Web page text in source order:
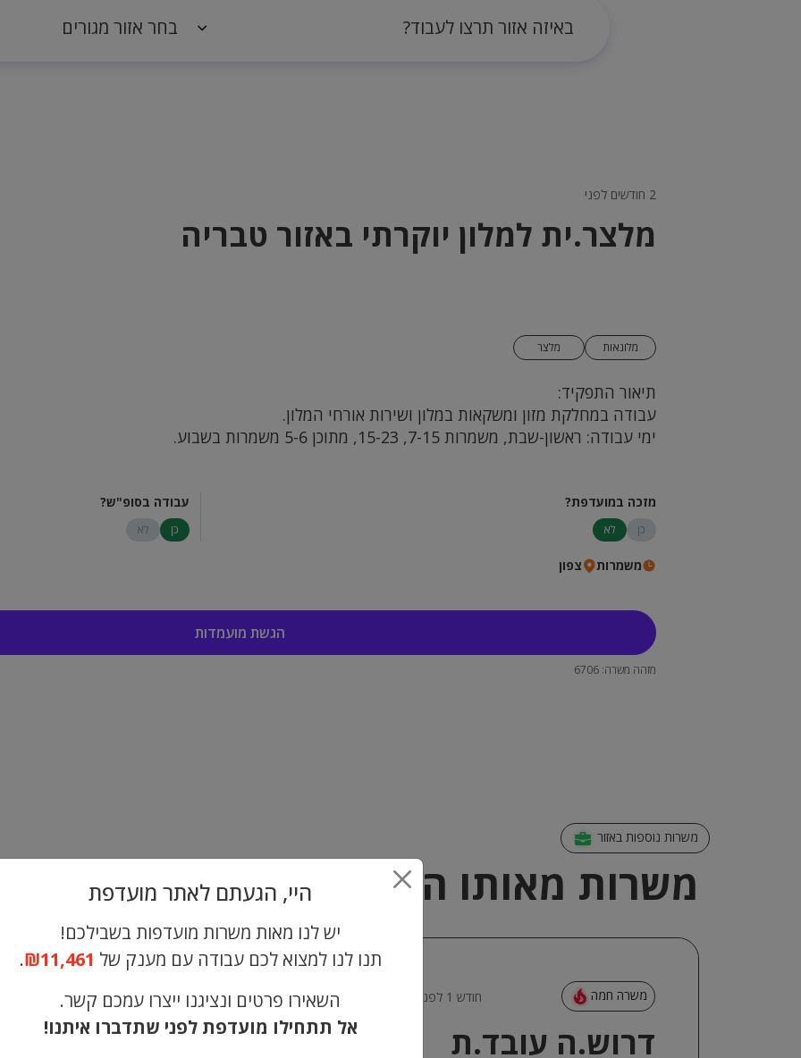
באיזה אזור תרצו לעבוד?
2 חודשים לפני
מלצר.ית למלון יוקרתי באזור טבריה
מלונאות מלצר
תיאור התפקיד:
עבודה במחלקת מזון ומשקאות במלון ושירות אורחי המלון.
ימי עבודה: ראשון-שבת, משמרות 7-15, 15-23, מתוכן 5-6 משמרות בשבוע.
מזכה במועדפת?
כן לא
עבודה בסופ"ש?
כן לא
משמרות צפון
הגשת מועמדות
מזהה משרה: 6706
משרות נוספות באזור
משרות מאותו האזור
משרה חמה חודש 1 לפני
דרוש.ה עובד.ת
משרה חמה 2 חודשים לפני
למפעל באיזור
היי, הגעתם לאתר מועדפת
יש לנו מאות משרות מועדפות בשבילכם!
תנו לנו למצוא לכם עבודה עם מענק של ₪11,461
.
השאירו פרטים ונציגנו ייצרו עמכם קשר.
אל תתחילו מועדפת לפני שתדברו איתנו!